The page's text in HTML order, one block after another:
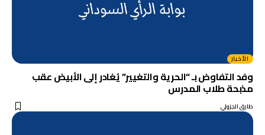
الأخبار
وفد التفاوض بـ “الحرية والتغيير” يُغادر إلى الأبيض عقب
مذبحة طلاب المدرس
طارق الجزولي